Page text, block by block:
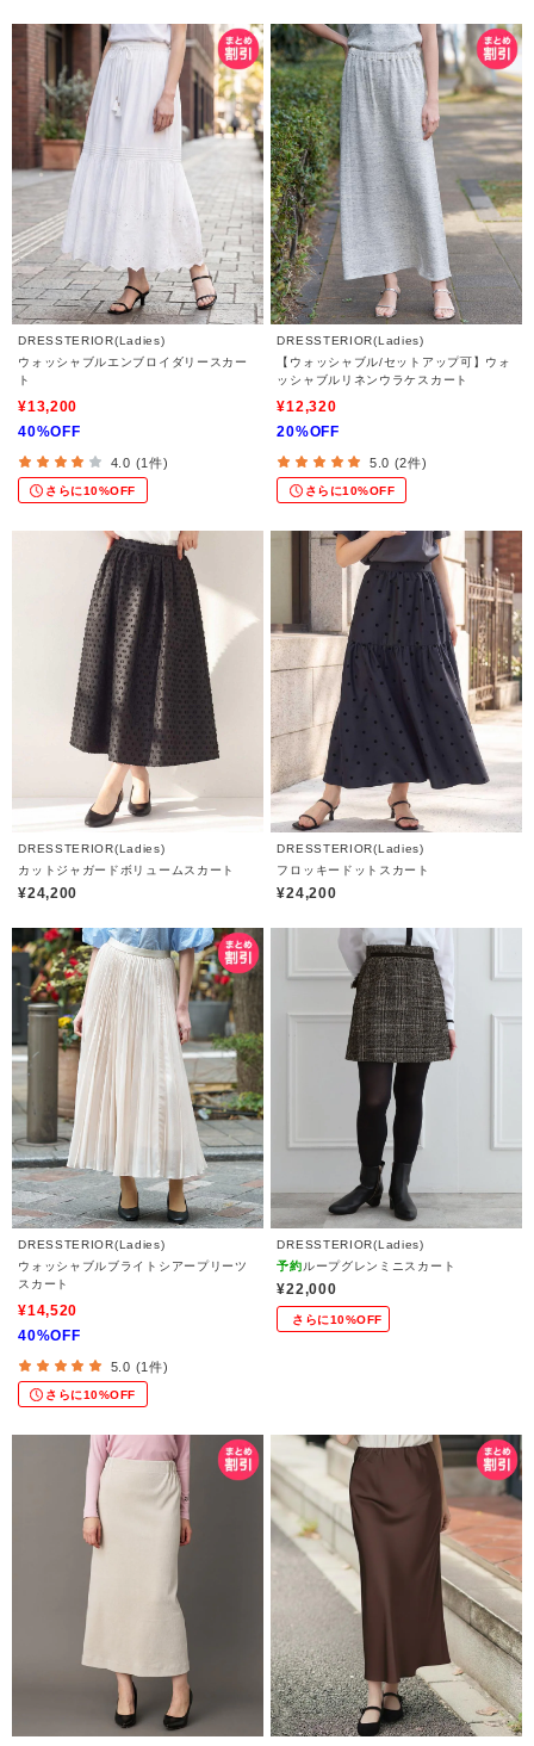
DRESSTERIOR(Ladies)
ウォッシャブルエンブロイダリースカー
ト
¥13,200
40%OFF
4.0 (1件)
さらに10%OFF
DRESSTERIOR(Ladies)
【ウォッシャブル/セットアップ可】ウォ
ッシャブルリネンウラケスカート
¥12,320
20%OFF
5.0 (2件)
さらに10%OFF
DRESSTERIOR(Ladies)
カットジャガードボリュームスカート
¥24,200
DRESSTERIOR(Ladies)
フロッキードットスカート
¥24,200
DRESSTERIOR(Ladies)
ウォッシャブルブライトシアープリーツ
スカート
¥14,520
40%OFF
5.0 (1件)
さらに10%OFF
DRESSTERIOR(Ladies)
予約ループグレンミニスカート
¥22,000
さらに10%OFF